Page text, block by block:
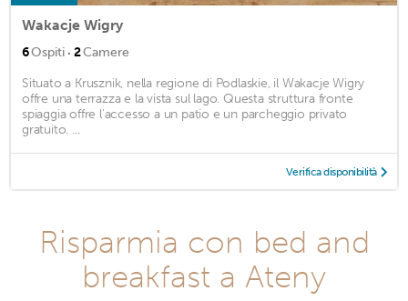
Wakacje Wigry
6Ospiti · 2Camere
Situato a Krusznik, nella regione di Podlaskie, il Wakacje Wigry
offre una terrazza e la vista sul lago. Questa struttura fronte
spiaggia offre l'accesso a un patio e un parcheggio privato
gratuito. ...
Verifica disponibilità
Risparmia con bed and
breakfast a Ateny